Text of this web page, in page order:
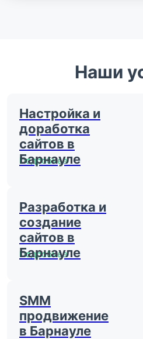
Наши
Настройка и
доработка
сайтов в
Барнауле
Подробнее
Разработка и
создание
сайтов в
Барнауле
Подробнее
SMM
продвижение
в Барнауле